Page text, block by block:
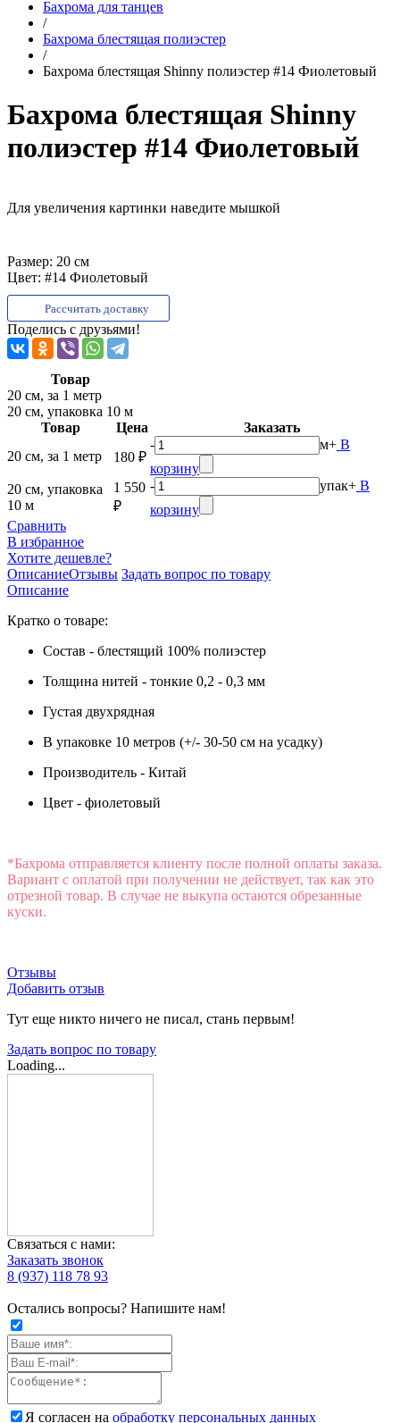
Бахрома для танцев
/
Бахрома блестящая полиэстер
/
Бахрома блестящая Shinny полиэстер #14 Фиолетовый
Бахрома блестящая Shinny
полиэстер #14 Фиолетовый
Для увеличения картинки наведите мышкой
Размер: 20 см
Цвет: #14 Фиолетовый
Рассчитать доставку
Поделись с друзьями!
Товар
20 см, за 1 метр
20 см, упаковка 10 м
Товар
Цена
Заказать
20 см, за 1 метр
180 ₽
- м+ В
корзину
20 см, упаковка
10 м
1 550
₽
- упак+ В
корзину
Сравнить
В избранное
Хотите дешевле?
ОписаниеОтзывы Задать вопрос по товару
Описание
Кратко о товаре:
Состав - блестящий 100% полиэстер
Толщина нитей - тонкие 0,2 - 0,3 мм
Густая двухрядная
В упаковке 10 метров (+/- 30-50 см на усадку)
Производитель - Китай
Цвет - фиолетовый
*Бахрома отправляется клиенту после полной оплаты заказа.
Вариант с оплатой при получении не действует, так как это
отрезной товар. В случае не выкупа остаются обрезанные
куски.
Отзывы
Добавить отзыв
Тут еще никто ничего не писал, стань первым!
Задать вопрос по товару
Loading...
Связаться с нами:
Заказать звонок
8 (937) 118 78 93
Остались вопросы? Напишите нам!
Я согласен на обработку персональных данных